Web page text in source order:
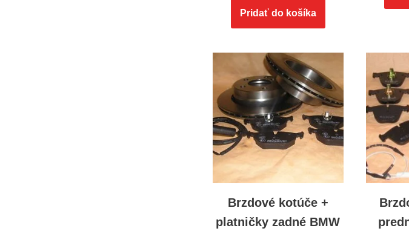
Pridať do košíka
Brzdové kotúče +
platničky zadné BMW